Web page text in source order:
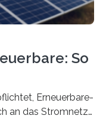
So
Erneuerbare-
an das Stromnetz